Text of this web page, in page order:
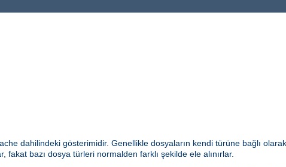
dahilindeki gösterimidir. Genellikle dosyaların kendi türüne bağlı
bazı dosya türleri normalden farklı şekilde ele alınırlar.